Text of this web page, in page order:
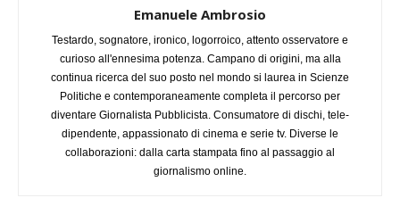
Emanuele Ambrosio
Testardo, sognatore, ironico, logorroico, attento osservatore e
curioso all'ennesima potenza. Campano di origini, ma alla
continua ricerca del suo posto nel mondo si laurea in Scienze
Politiche e contemporaneamente completa il percorso per
diventare Giornalista Pubblicista. Consumatore di dischi, tele-
dipendente, appassionato di cinema e serie tv. Diverse le
collaborazioni: dalla carta stampata fino al passaggio al
giornalismo online.